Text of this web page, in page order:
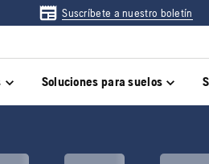
Suscríbete a nuestro boletín
Soluciones para suelos